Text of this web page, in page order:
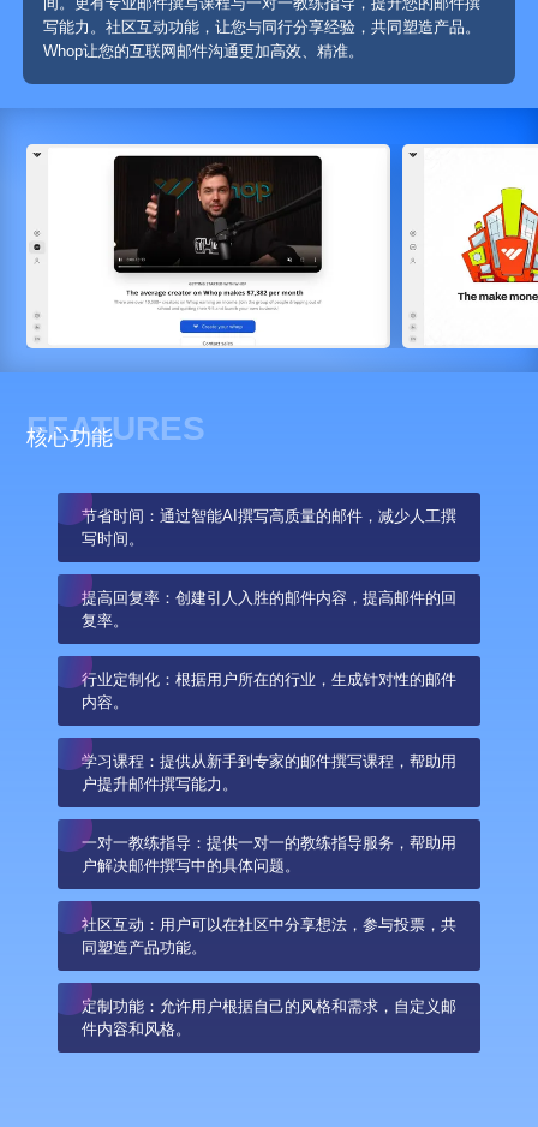
写能力。社区互动功能，让您与同行分享经验，共同塑造产品。
Whop让您的互联网邮件沟通更加高效、精准。
FEATURES
核心功能
节省时间：通过智能AI撰写高质量的邮件，减少人工撰
写时间。
提高回复率：创建引人入胜的邮件内容，提高邮件的回
复率。
行业定制化：根据用户所在的行业，生成针对性的邮件
内容。
学习课程：提供从新手到专家的邮件撰写课程，帮助用
户提升邮件撰写能力。
一对一教练指导：提供一对一的教练指导服务，帮助用
户解决邮件撰写中的具体问题。
社区互动：用户可以在社区中分享想法，参与投票，共
同塑造产品功能。
定制功能：允许用户根据自己的风格和需求，自定义邮
件内容和风格。